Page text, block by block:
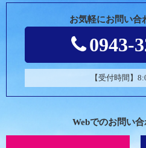
お気軽にお問い合
0943-
【受付時間】
Webでのお問い